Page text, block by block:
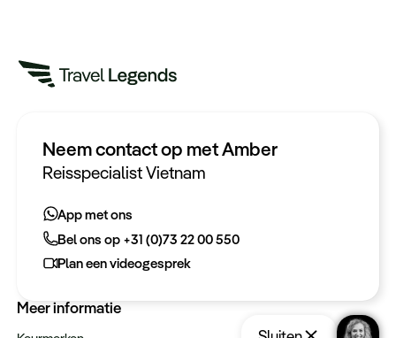
Neem contact op met Amber
Reisspecialist Vietnam
App met ons
Bel ons op +31 (0)73 22 00 550
Plan een videogesprek
Heeft u een vraag?
Bel ons op +31 (0)73 22 00 550
Plan een videogesprek
Meer informatie